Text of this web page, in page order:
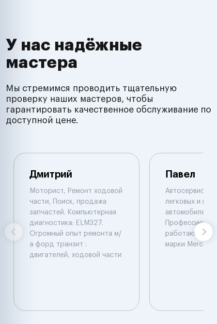
У нас надёжные
мастера
Мы стремимся проводить тщательную
проверку наших мастеров, чтобы
гарантировать качественное обслуживание по
доступной цене.
Дмитрий
Моторист, Ремонт ходовой
части, Поиск, продажа
запчастей. Компьютерная
диагностика: ELM327.
Огромный опыт ремонта м/
а форд транзит :
двигателей, ходовой части
Павел
Автосервис по
легковых и
автомобилей.
работают с
марки